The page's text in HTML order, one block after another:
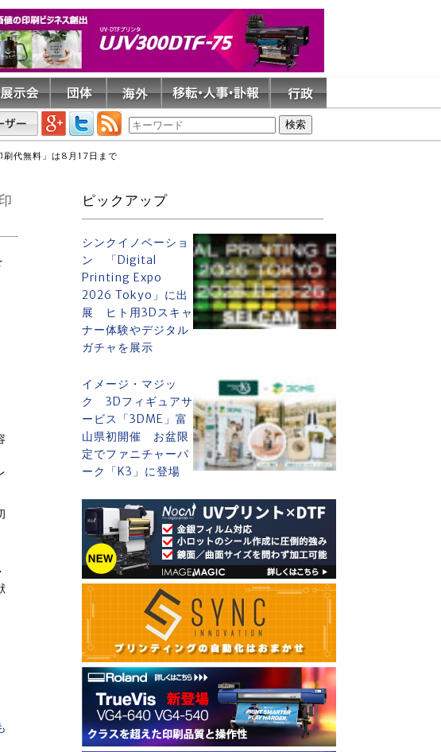
代無料」は8月17日まで
ピックアップ
シンクイノベーショ
ン 「Digital
Printing Expo
2026 Tokyo」に出
展 ヒト用3Dスキャ
ナー体験やデジタル
ガチャを展示
イメージ・マジッ
ク 3Dフィギュアサ
ービス「3DME」富
山県初開催 お盆限
定でファニチャーパ
ーク「K3」に登場